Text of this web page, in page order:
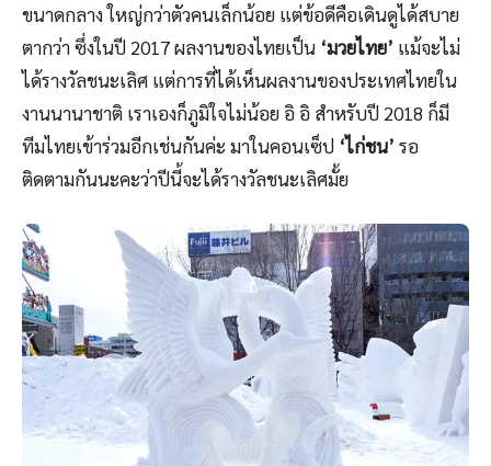
ขนาดกลาง ใหญ่กว่าตัวคนเล็กน้อย แต่ข้อดีคือเดินดูได้สบาย
ตากว่า ซึ่งในปี 2017 ผลงานของไทยเป็น ‘มวยไทย’ แม้จะไม่
ได้รางวัลชนะเลิศ แต่การที่ได้เห็นผลงานของประเทศไทยใน
งานนานาชาติ เราเองก็ภูมิใจไม่น้อย อิ อิ สำหรับปี 2018 ก็มี
ทีมไทยเข้าร่วมอีกเช่นกันค่ะ มาในคอนเซ็ป ‘ไก่ชน’ รอ
ติดตามกันนะคะว่าปีนี้จะได้รางวัลชนะเลิศมั้ย